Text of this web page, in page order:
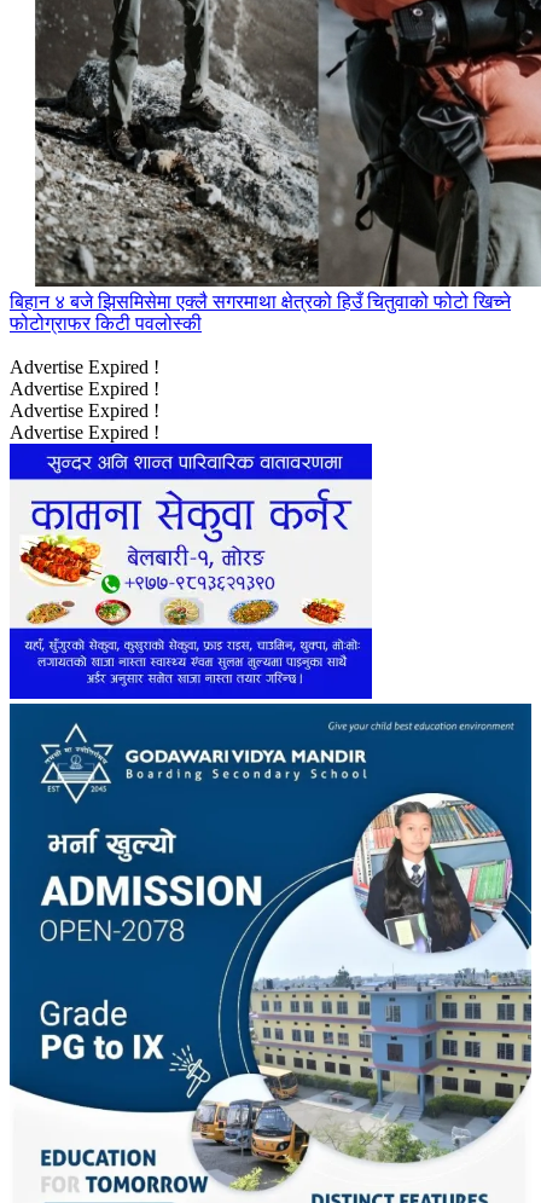
बिहान ४ बजे झिसमिसेमा एक्लै सगरमाथा क्षेत्रको हिउँ चितुवाको फोटो खिच्ने
फोटोग्राफर किटी पवलोस्की
Advertise Expired !
Advertise Expired !
Advertise Expired !
Advertise Expired !